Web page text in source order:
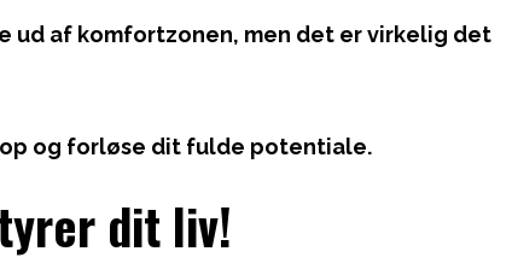
ud af komfortzonen, men det er virkelig det
og forløse dit fulde potentiale.
dit liv!